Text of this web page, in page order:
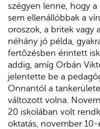
szégyen lenne, hogy
sem ellenállóbbak a
oroszok, a britek vagy
néhány jó példa,
fertőzésben érintett
addig, amíg Orbán
jelentette be a
Onnantól a
változott volna.
20 iskolában volt
oktatás, november